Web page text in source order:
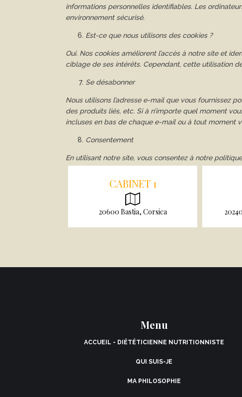
informations personnelles identifiables. Les
environnement sécurisé.
Est-ce que nous utilisons des cookies ?
Oui. Nos cookies améliorent l’accès à notre site et
ciblage de ses intérêts. Cependant, cette utilisation
Se désabonner
Nous utilisons l’adresse e-mail que vous fournissez
des produits liés, etc. Si à n’importe quel moment
incluses en bas de chaque e-mail ou à tout moment
Consentement
En utilisant notre site, vous consentez à notre
CABINET 1
20600 Bastia, Corsica
Menu
ACCUEIL - DIÉTÉTICIENNE NUTRITIONNISTE
QUI SUIS-JE
MA PHILOSOPHIE